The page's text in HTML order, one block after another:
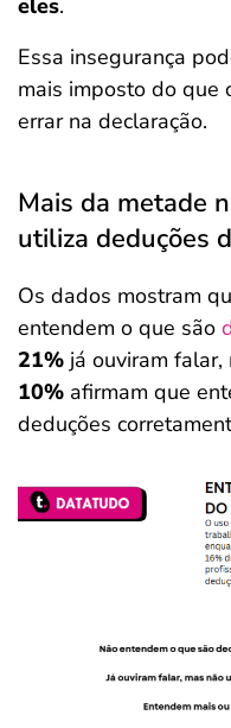
eles.
Essa insegurança
mais imposto do que
errar na declaração.
Mais da metade
utiliza deduções
Os dados mostram
entendem o que são
21% já ouviram
10% afirmam que
deduções